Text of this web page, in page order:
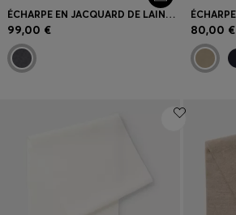
ÉCHARPE EN JACQUARD DE LAINE MÉLANGÉE FABRIQUÉE EN ITALIE
99,00 € 80,00 €